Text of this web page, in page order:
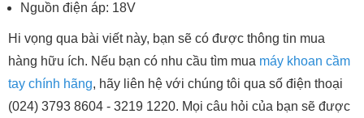
Nguồn điện áp: 18V
Hi vọng qua bài viết này, bạn sẽ có được thông tin mua
hàng hữu ích. Nếu bạn có nhu cầu tìm mua máy khoan cầm
tay chính hãng, hãy liên hệ với chúng tôi qua số điện thoại
(024) 3793 8604 - 3219 1220. Mọi câu hỏi của bạn sẽ được